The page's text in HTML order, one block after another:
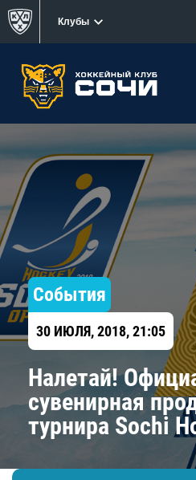
Клубы
События
30 ИЮЛЯ, 2018, 21:05
Налетай!
сувенирная
турнира Sochi